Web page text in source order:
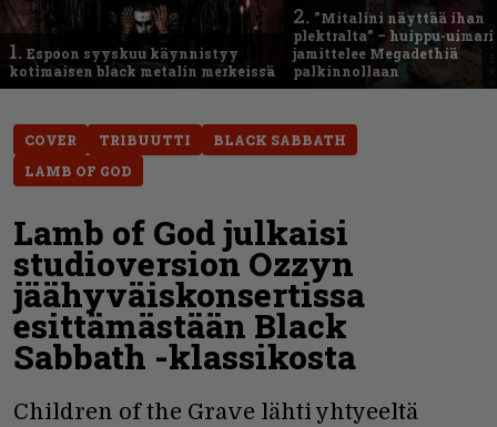
1. Espoon syyskuu käynnistyy
kotimaisen black metalin merkeissä
2. ”Mitalini näyttää ihan
plektralta” – huippu-uimari
jamittelee Megadethiä
palkinnollaan
COVER TRIBUUTTI
BLACK SABBATH
LAMB OF GOD
Lamb of God julkaisi
studioversion Ozzyn
jäähyväiskonsertissa
esittämästään Black
Sabbath -klassikosta
Children of the Grave lähti yhtyeeltä